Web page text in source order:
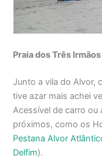
Praia dos Três
Junto a vila do Alvor,
tive azar mais achei
Acessível de carro ou
próximos, como os
Pestana Alvor
Delfim).